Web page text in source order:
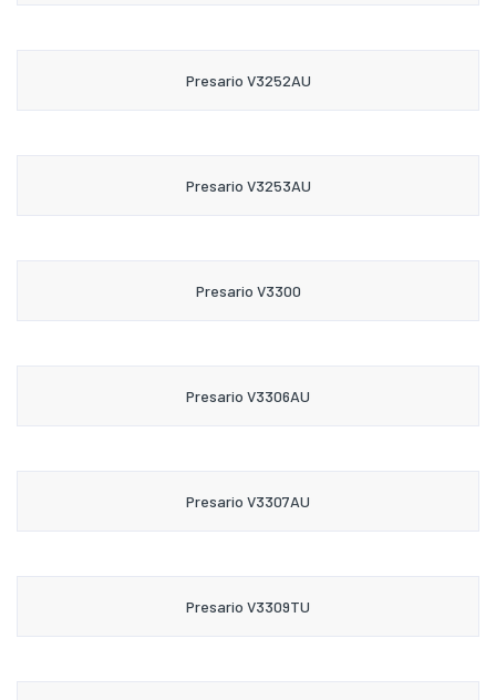
Presario V3252AU
Presario V3253AU
Presario V3300
Presario V3306AU
Presario V3307AU
Presario V3309TU